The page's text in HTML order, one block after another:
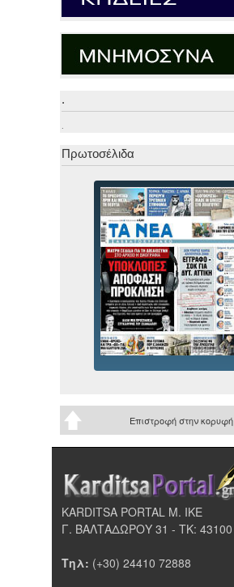
.
.
Πρωτοσέλιδα
Επιστροφή στην κορυφή
KARDITSA PORTAL Μ. ΙΚΕ
Γ. ΒΑΛΤΑΔΩΡΟΥ 31 - ΤΚ:
Τηλ: (+30) 24410 72888